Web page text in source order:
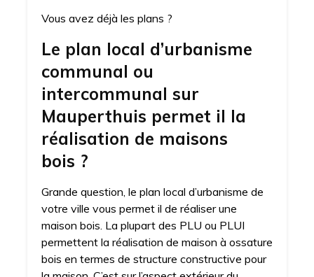
Vous avez déjà les plans ?
Le plan local d’urbanisme
communal ou
intercommunal sur
Mauperthuis permet il la
réalisation de maisons
bois ?
Grande question, le plan local d’urbanisme de
votre ville vous permet il de réaliser une
maison bois. La plupart des PLU ou PLUI
permettent la réalisation de maison à ossature
bois en termes de structure constructive pour